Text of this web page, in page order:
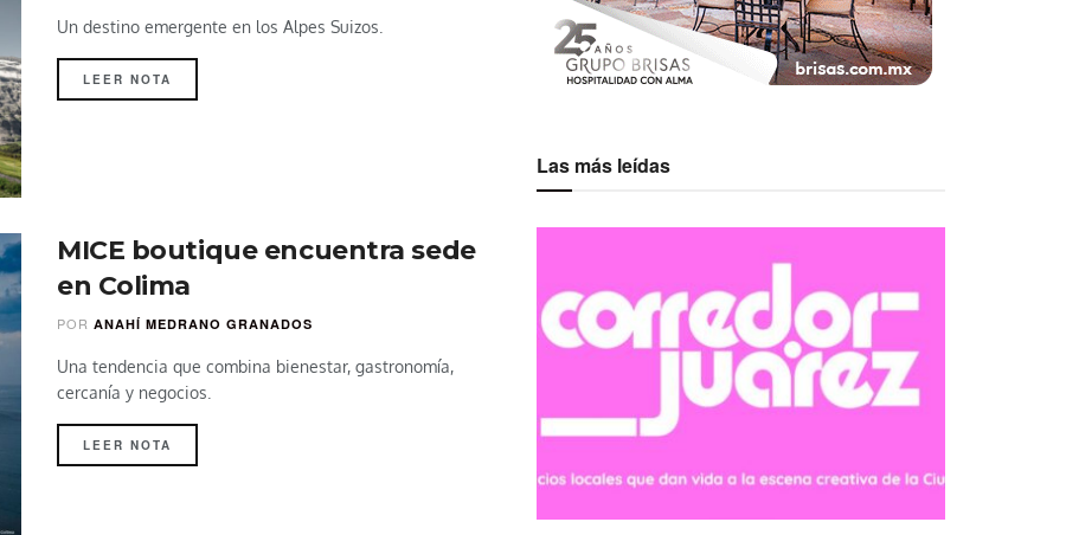
Un destino emergente en los Alpes Suizos.
LEER NOTA
MICE boutique encuentra sede
en Colima
POR ANAHÍ MEDRANO GRANADOS
Una tendencia que combina bienestar, gastronomía,
cercanía y negocios.
LEER NOTA
Las más leídas